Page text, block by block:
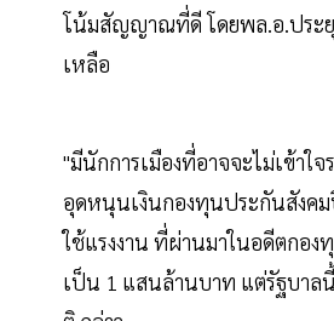
โน้มสัญญาณที่ดี โดยพล.อ.ประยุ
เหลือ
"มีนักการเมืองที่อาจจะไม่เข้าใ
อุดหนุนเงินกองทุนประกันสังค
ใช้แรงงาน ที่ผ่านมาในอดีตกอ
เป็น 1 แสนล้านบาท แต่รัฐบาล